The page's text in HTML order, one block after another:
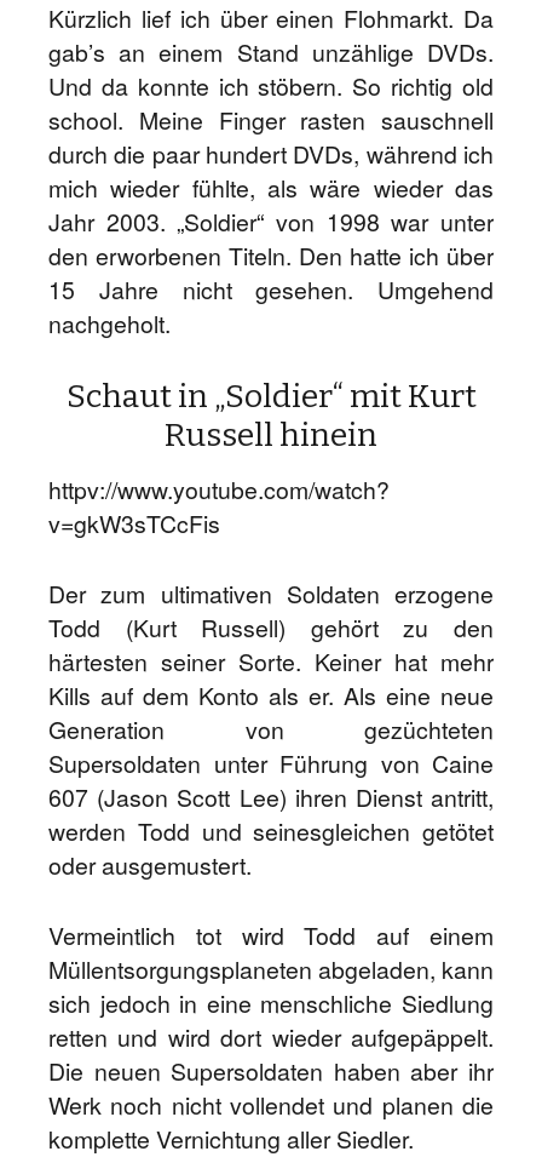
Kürzlich lief ich über einen Flohmarkt. Da
gab’s an einem Stand unzählige DVDs.
Und da konnte ich stöbern. So richtig old
school. Meine Finger rasten sauschnell
durch die paar hundert DVDs, während ich
mich wieder fühlte, als wäre wieder das
Jahr 2003. „Soldier“ von 1998 war unter
den erworbenen Titeln. Den hatte ich über
15 Jahre nicht gesehen. Umgehend
nachgeholt.
Schaut in „Soldier“ mit Kurt
Russell hinein
httpv://www.youtube.com/watch?
v=gkW3sTCcFis
Der zum ultimativen Soldaten erzogene
Todd (Kurt Russell) gehört zu den
härtesten seiner Sorte. Keiner hat mehr
Kills auf dem Konto als er. Als eine neue
Generation von gezüchteten
Supersoldaten unter Führung von Caine
607 (Jason Scott Lee) ihren Dienst antritt,
werden Todd und seinesgleichen getötet
oder ausgemustert.
Vermeintlich tot wird Todd auf einem
Müllentsorgungsplaneten abgeladen, kann
sich jedoch in eine menschliche Siedlung
retten und wird dort wieder aufgepäppelt.
Die neuen Supersoldaten haben aber ihr
Werk noch nicht vollendet und planen die
komplette Vernichtung aller Siedler.